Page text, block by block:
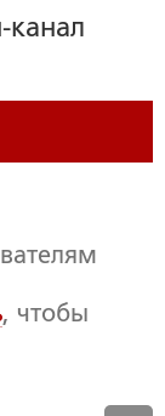
канал
, чтобы